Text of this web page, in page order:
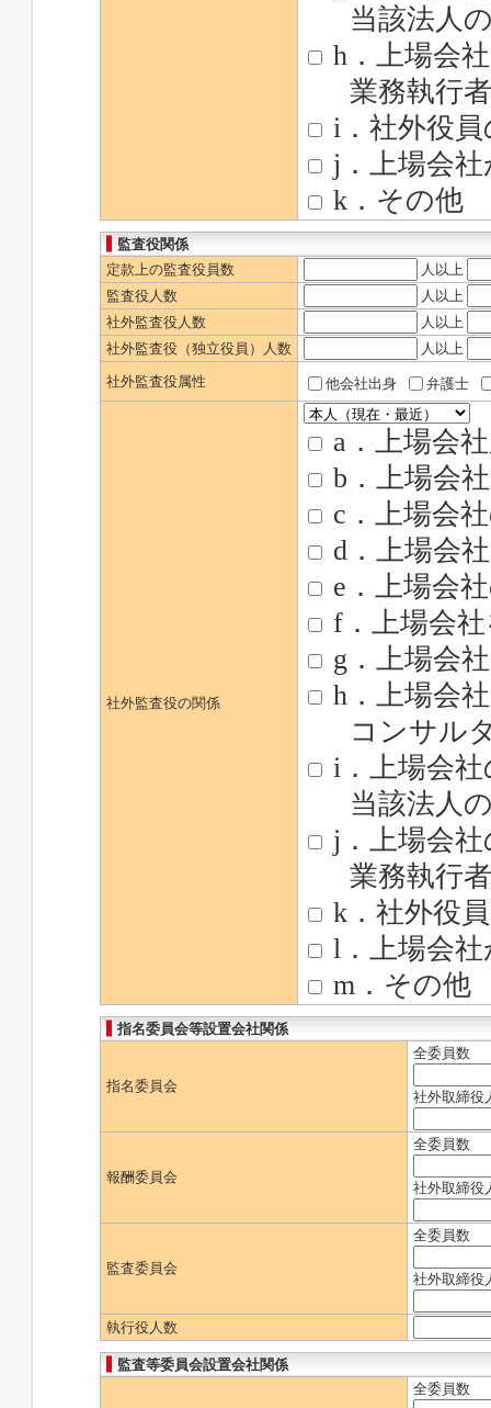
当該法人の
h．上場会
業務執行者
i．社外役
j．上場会
k．その他
監査役関係
定款上の監査役員数
人以上
監査役人数
人以上
社外監査役人数
人以上
社外監査役（独立役員）人数
人以上
社外監査役属性
他会社出身 弁護士
社外監査役の関係
a．上場会
b．上場会
c．上場会
d．上場会
e．上場会
f．上場会
g．上場会
h．上場会
コンサルタ
i．上場会
当該法人の
j．上場会
業務執行者
k．社外役
l．上場会
m．その他
指名委員会等設置会社関係
指名委員会
全委員数
社外取締役
報酬委員会
全委員数
社外取締役
監査委員会
全委員数
社外取締役
執行役人数
監査等委員会設置会社関係
全委員数